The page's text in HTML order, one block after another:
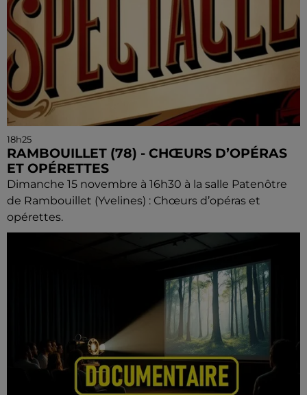
18h25
RAMBOUILLET (78) - CHŒURS D’OPÉRAS
ET OPÉRETTES
Dimanche 15 novembre à 16h30 à la salle Patenôtre
de Rambouillet (Yvelines) : Chœurs d’opéras et
opérettes.